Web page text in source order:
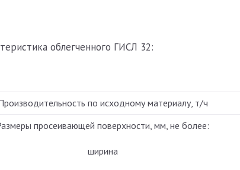
облегченного ГИСЛ 32:
по исходному материалу, т/ч
просеивающей поверхности, мм, не более:
ширина